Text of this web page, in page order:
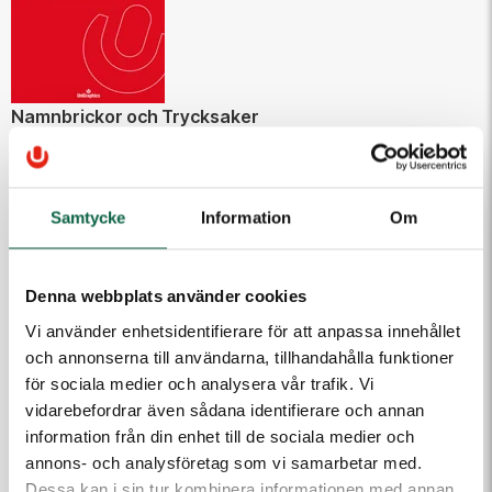
Samtycke Information Om
Denna webbplats använder cookies
Vi använder enhetsidentifierare för att anpassa innehållet
och annonserna till användarna, tillhandahålla funktioner
för sociala medier och analysera vår trafik. Vi
vidarebefordrar även sådana identifierare och annan
information från din enhet till de sociala medier och
annons- och analysföretag som vi samarbetar med.
Dessa kan i sin tur kombinera informationen med annan
Namnbrickor och Trycksaker
Ladda hem broschyr
Flaggor, Expo och Profil
Ladda hem broschyr